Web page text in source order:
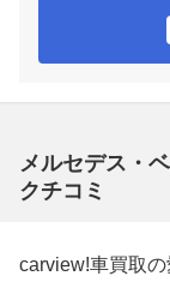
メルセデス・
クチコミ
carview!車買取